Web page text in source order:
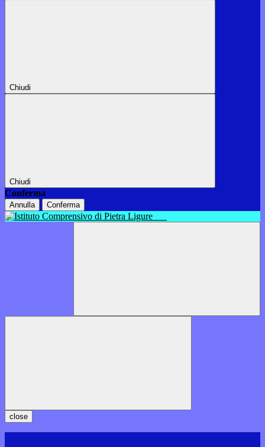
Chiudi
Chiudi
Conferma
Annulla Conferma
close